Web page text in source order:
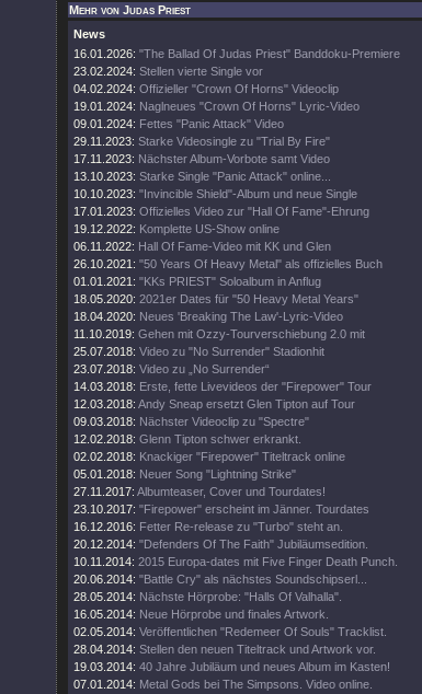
Mehr von Judas Priest
News
16.01.2026: "The Ballad Of Judas Priest" Banddoku-Premiere
23.02.2024: Stellen vierte Single vor
04.02.2024: Offizieller "Crown Of Horns" Videoclip
19.01.2024: Naglneues "Crown Of Horns" Lyric-Video
09.01.2024: Fettes "Panic Attack" Video
29.11.2023: Starke Videosingle zu "Trial By Fire"
17.11.2023: Nächster Album-Vorbote samt Video
13.10.2023: Starke Single "Panic Attack" online...
10.10.2023: "Invincible Shield"-Album und neue Single
17.01.2023: Offizielles Video zur "Hall Of Fame"-Ehrung
19.12.2022: Komplette US-Show online
06.11.2022: Hall Of Fame-Video mit KK und Glen
26.10.2021: "50 Years Of Heavy Metal" als offizielles Buch
01.01.2021: "KKs PRIEST" Soloalbum in Anflug
18.05.2020: 2021er Dates für "50 Heavy Metal Years"
18.04.2020: Neues 'Breaking The Law'-Lyric-Video
11.10.2019: Gehen mit Ozzy-Tourverschiebung 2.0 mit
25.07.2018: Video zu "No Surrender" Stadionhit
23.07.2018: Video zu „No Surrender“
14.03.2018: Erste, fette Livevideos der "Firepower" Tour
12.03.2018: Andy Sneap ersetzt Glen Tipton auf Tour
09.03.2018: Nächster Videoclip zu "Spectre"
12.02.2018: Glenn Tipton schwer erkrankt.
02.02.2018: Knackiger "Firepower" Titeltrack online
05.01.2018: Neuer Song "Lightning Strike"
27.11.2017: Albumteaser, Cover und Tourdates!
23.10.2017: "Firepower" erscheint im Jänner. Tourdates
16.12.2016: Fetter Re-release zu "Turbo" steht an.
20.12.2014: "Defenders Of The Faith" Jubiläumsedition.
10.11.2014: 2015 Europa-dates mit Five Finger Death Punch.
20.06.2014: "Battle Cry" als nächstes Soundschipserl...
28.05.2014: Nächste Hörprobe: "Halls Of Valhalla".
16.05.2014: Neue Hörprobe und finales Artwork.
02.05.2014: Veröffentlichen "Redemeer Of Souls" Tracklist.
28.04.2014: Stellen den neuen Titeltrack und Artwork vor.
19.03.2014: 40 Jahre Jubiläum und neues Album im Kasten!
07.01.2014: Metal Gods bei The Simpsons. Video online.